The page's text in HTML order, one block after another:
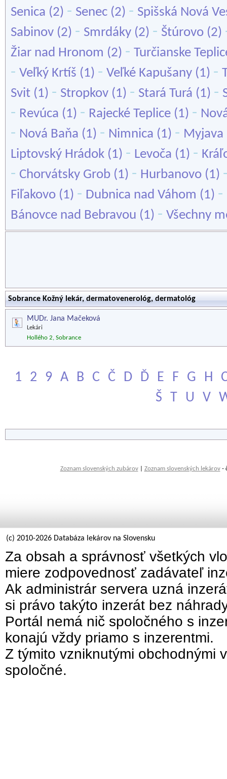
Senica (2) - Senec (2) - Spišská Nová
Sabinov (2) - Smrdáky (2) - Štúrovo (2)
Žiar nad Hronom (2) - Turčianske
- Veľký Krtíš (1) - Veľké Kapušany (1) -
Svit (1) - Stropkov (1) - Stará Turá (1) -
- Revúca (1) - Rajecké Teplice (1) -
- Nová Baňa (1) - Nimnica (1) - Myjava
Liptovský Hrádok (1) - Levoča (1) -
- Chorvátsky Grob (1) - Hurbanovo (1)
Fiľakovo (1) - Dubnica nad Váhom (1) -
Bánovce nad Bebravou (1) - Všechny
Sobrance Kožný lekár, dermatovenerológ, dermatológ
MUDr. Jana Mačeková
Lekári
Hollého 2, Sobrance
1 2 9 A B C Č D Ď E F G H
Š
T U V
Zoznam slovenských zubárov| Zoznam slovenských lekárov-
(c) 2010-2026 Databáza lekárov na Slovensku
Za obsah a správnosť všetkých
miere zodpovednosť zadávateľ
Ak administrár servera uzná
si právo takýto inzerát bez
Portál nemá nič spoločného s
konajú vždy priamo s inzerentmi.
Z týmito vzniknutými obchodnými
spoločné.